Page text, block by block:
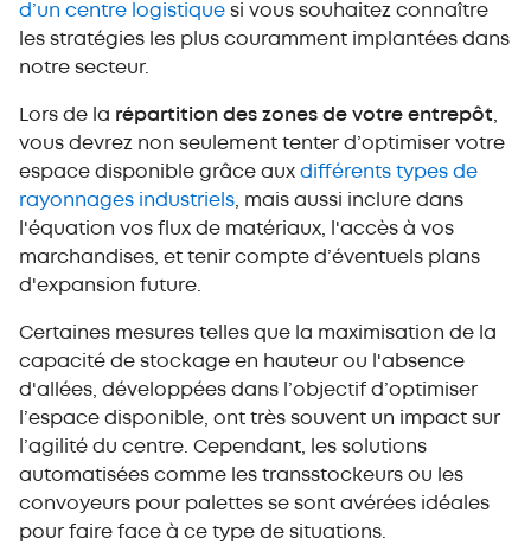
d’un centre logistique si vous souhaitez connaître
les stratégies les plus couramment implantées dans
notre secteur.
Lors de la répartition des zones de votre entrepôt
vous devrez non seulement tenter d’optimiser votre
espace disponible grâce aux différents types de
rayonnages industriels , mais aussi inclure dans
l'équation vos flux de matériaux, l'accès à vos
marchandises, et tenir compte d’éventuels plans
d'expansion future.
Certaines mesures telles que la maximisation de la
capacité de stockage en hauteur ou l'absence
d'allées, développées dans l’objectif d’optimiser
l’espace disponible, ont très souvent un impact sur
l’agilité du centre. Cependant, les solutions
automatisées comme les transstockeurs ou les
convoyeurs pour palettes se sont avérées idéales
pour faire face à ce type de situations.